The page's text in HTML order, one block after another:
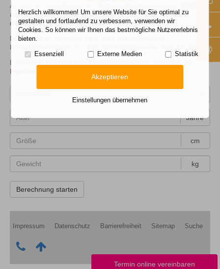
Termin online vereinbaren
Anhand der Klassifikation der Weltgesundheitsorganisation (WHO) und
anderer Studien ermittelt das Programm, ob Ihr BMI als unter-,
normal- oder übergewichtig beurteilt wird.
Der BMI ist ein Richtwert, da er nicht Ihre individuellen
Körperkompartimente (u.a. Fett- und Muskelgewebe) berücksichtigt.
Eine exakte Messung Ihrer Körperkompartimente ermöglicht eine
Jahre
cm
kg
Impressum Datenschutz Barrierefreiheit Sitemap Suche
Kontakt
Telefonnummer
Herzlich willkommen! Um unsere Website für Sie optimal zu
gestalten und fortlaufend zu verbessern, verwenden wir
Cookies. So können wir Ihnen das bestmögliche Nutzererlebnis
bieten.
Essenziell Externe Medien Statistik
Akzeptieren
Einstellungen übernehmen